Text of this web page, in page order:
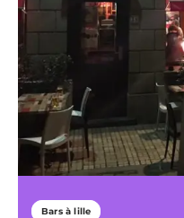
Bars à lille